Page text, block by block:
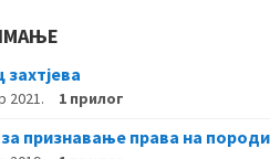
2021. 1 прилог
за признавање права на